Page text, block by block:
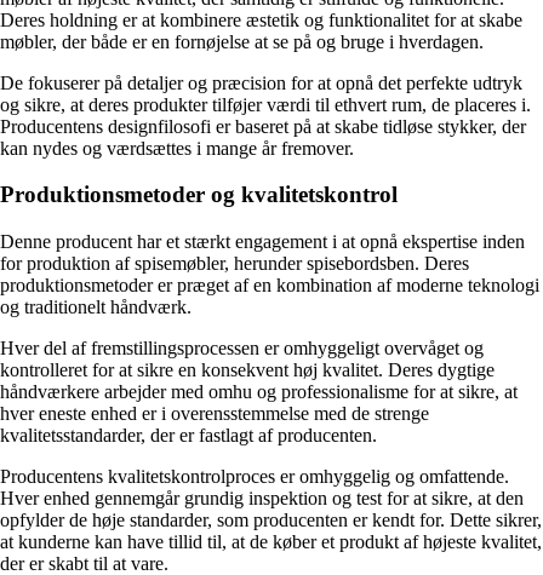
Deres holdning er at kombinere æstetik og funktionalitet for at skabe
møbler, der både er en fornøjelse at se på og bruge i hverdagen.
De fokuserer på detaljer og præcision for at opnå det perfekte udtryk
og sikre, at deres produkter tilføjer værdi til ethvert rum, de placeres i.
Producentens designfilosofi er baseret på at skabe tidløse stykker, der
kan nydes og værdsættes i mange år fremover.
Produktionsmetoder og kvalitetskontrol
Denne producent har et stærkt engagement i at opnå ekspertise inden
for produktion af spisemøbler, herunder spisebordsben. Deres
produktionsmetoder er præget af en kombination af moderne teknologi
og traditionelt håndværk.
Hver del af fremstillingsprocessen er omhyggeligt overvåget og
kontrolleret for at sikre en konsekvent høj kvalitet. Deres dygtige
håndværkere arbejder med omhu og professionalisme for at sikre, at
hver eneste enhed er i overensstemmelse med de strenge
kvalitetsstandarder, der er fastlagt af producenten.
Producentens kvalitetskontrolproces er omhyggelig og omfattende.
Hver enhed gennemgår grundig inspektion og test for at sikre, at den
opfylder de høje standarder, som producenten er kendt for. Dette sikrer,
at kunderne kan have tillid til, at de køber et produkt af højeste kvalitet,
der er skabt til at vare.